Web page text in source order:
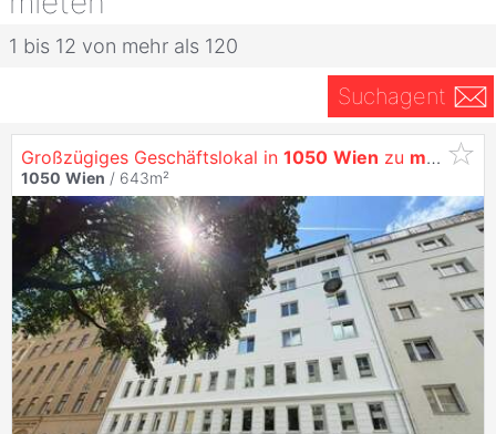
1 bis 12 von mehr als 120
Suchagent
Großzügiges Geschäftslokal in 1050 Wien zu mieten
1050 Wien / 643m²